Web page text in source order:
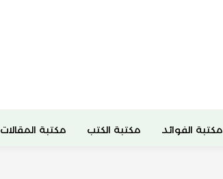
مكتبة الفوائد مكتبة الكتب مكتبة المقالات